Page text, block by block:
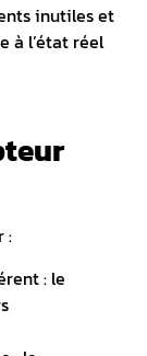
inutiles et
à l’état réel
:
: le